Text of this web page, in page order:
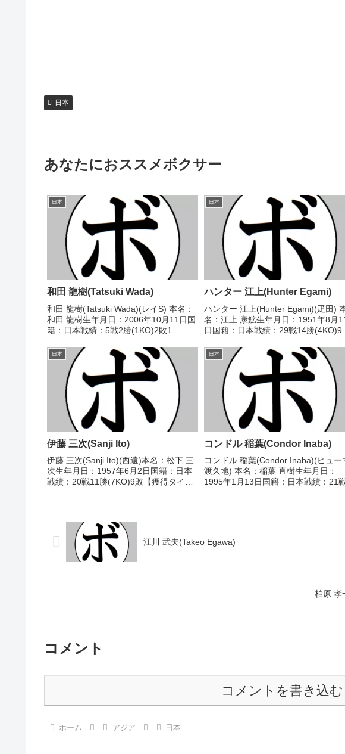
日本
あなたにおススメボクサー
日本
和田 龍樹(Tatsuki Wada)
和田 龍樹(Tatsuki Wada)(レイS) 本名：
和田 龍樹生年月日：2006年10月11日国
籍：日本戦績：5戦2勝(1KO)2敗1
2024/06/26 ●4R判定 0-3(36-40、37-
39、3...
日本
ハンター 江上(Hunter Egami)
ハンター 江上(Hunter Egami)(疋田)
名：江上 康鉱生年月日：1951年8月
日国籍：日本戦績：29戦14勝(4KO)9
ライ級新人王中部日本フライ級王
座 【戦歴】1969/05/...
日本
伊藤 三次(Sanji Ito)
伊藤 三次(Sanji Ito)(西遠)本名：松下 三
次生年月日：1957年6月2日国籍：日本
戦績：20戦11勝(7KO)9敗【獲得タイト
日本
コンドル 稲葉(Condor Inaba)
コンドル 稲葉(Condor Inaba)(ピュー
渡久地) 本名：稲葉 直樹生年月日：
1995年1月13日国籍：日本戦績：21
江川 武夫(Takeo Egawa)
柏原 孝
コメント
コメントを書き込む
ホーム アジア 日本